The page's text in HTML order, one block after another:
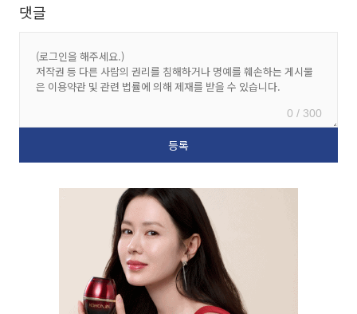
댓글
0 / 300